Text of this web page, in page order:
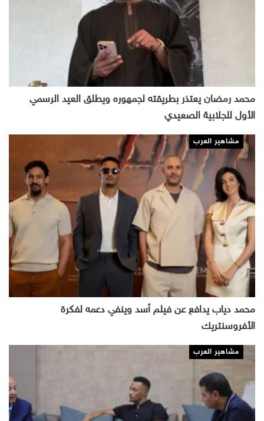
محمد رمضان يعتذر بطريقته لجمهوره ويطلق العيد الرسمي
الأول للجلابية الصعيدي
مشاهير العرب
محمد دياب يدافع عن فيلم أسد وينفي دعمه لفكرة
الأفروسنتريك
مشاهير العرب